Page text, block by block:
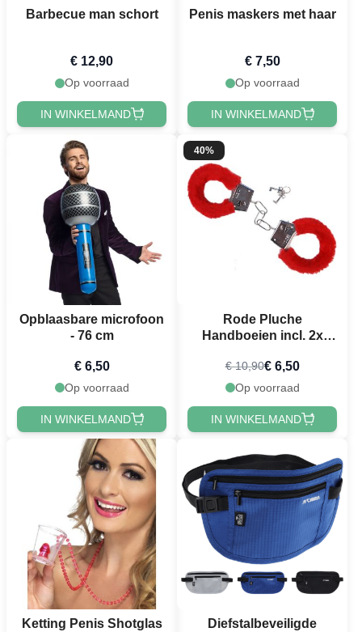
Barbecue man schort
€ 12,90
Op voorraad
IN WINKELMAND
Penis maskers met haar
€ 7,50
Op voorraad
IN WINKELMAND
Opblaasbare microfoon
- 76 cm
€ 6,50
Op voorraad
IN WINKELMAND
40%
Rode Pluche
Handboeien incl. 2x
€ 10,90€ 6,50
Op voorraad
IN WINKELMAND
Ketting Penis Shotglas
Diefstalbeveiligde